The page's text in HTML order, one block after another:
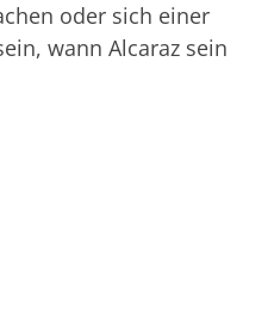
oder sich einer
wann Alcaraz sein